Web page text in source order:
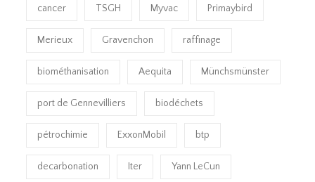
cancer TSGH Myvac Primaybird
Merieux Gravenchon raffinage
biométhanisation Aequita Münchsmünster
port de Gennevilliers biodéchets
pétrochimie ExxonMobil btp
decarbonation Iter Yann LeCun